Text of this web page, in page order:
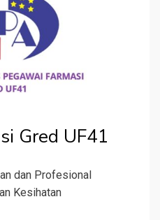
Gred UF41
dan Profesional
Kesihatan